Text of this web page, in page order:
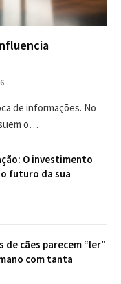
de informações. No
o…
O investimento
futuro da sua
de cães parecem “ler”
com tanta